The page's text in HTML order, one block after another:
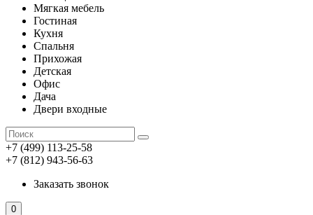
Мягкая мебель
Гостиная
Кухня
Спальня
Прихожая
Детская
Офис
Дача
Двери входные
+7 (499) 113-25-58
+7 (812) 943-56-63
Заказать звонок
0